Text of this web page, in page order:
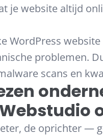
je website altijd
WordPress
problemen.
scans en
de oprichter —